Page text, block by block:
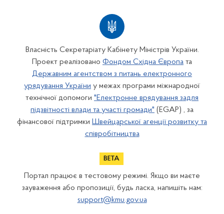
Власність Секретаріату Кабінету Міністрів України.
Проект реалізовано Фондом Східна Європа та
Державним агентством з питань електронного
урядування України у межах програми міжнародної
технічної допомоги "Електронне врядування задля
підзвітності влади та участі громади" (EGAP) , за
фінансової підтримки Швейцарської агенції розвитку та
співробітництва
Портал працює в тестовому режимі. Якщо ви маєте
зауваження або пропозиції, будь ласка, напишіть нам:
support@kmu.gov.ua